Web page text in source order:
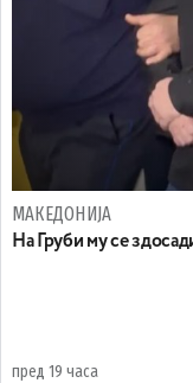
МАКЕДОНИЈА
На Груби му се
пред 19 часа